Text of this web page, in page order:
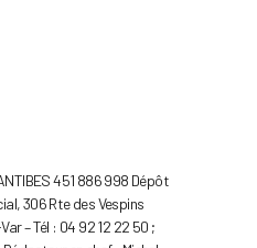
451 886 998 Dépôt
306 Rte des Vespins
– Tél : 04 92 12 22 50 ;